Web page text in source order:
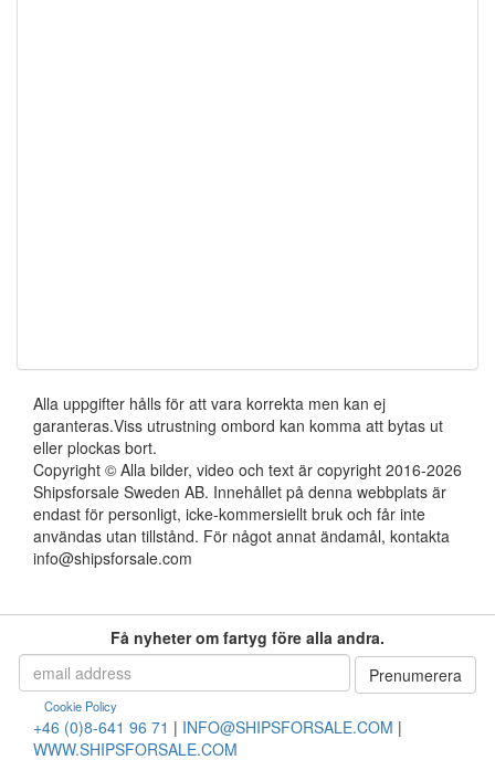
Alla uppgifter hålls för att vara korrekta men kan ej
garanteras.Viss utrustning ombord kan komma att bytas ut
eller plockas bort.
Copyright © Alla bilder, video och text är copyright 2016-2026
Shipsforsale Sweden AB. Innehållet på denna webbplats är
endast för personligt, icke-kommersiellt bruk och får inte
användas utan tillstånd. För något annat ändamål, kontakta
info@shipsforsale.com
Få nyheter om fartyg före alla andra.
Cookie Policy
+46 (0)8-641 96 71 | INFO@SHIPSFORSALE.COM |
WWW.SHIPSFORSALE.COM